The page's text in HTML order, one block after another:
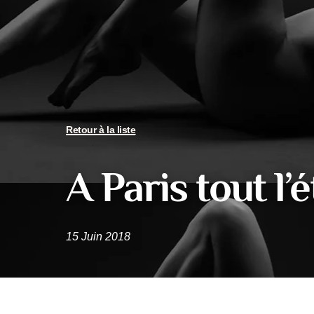
Retour à la liste
A Paris tout
15 Juin 2018